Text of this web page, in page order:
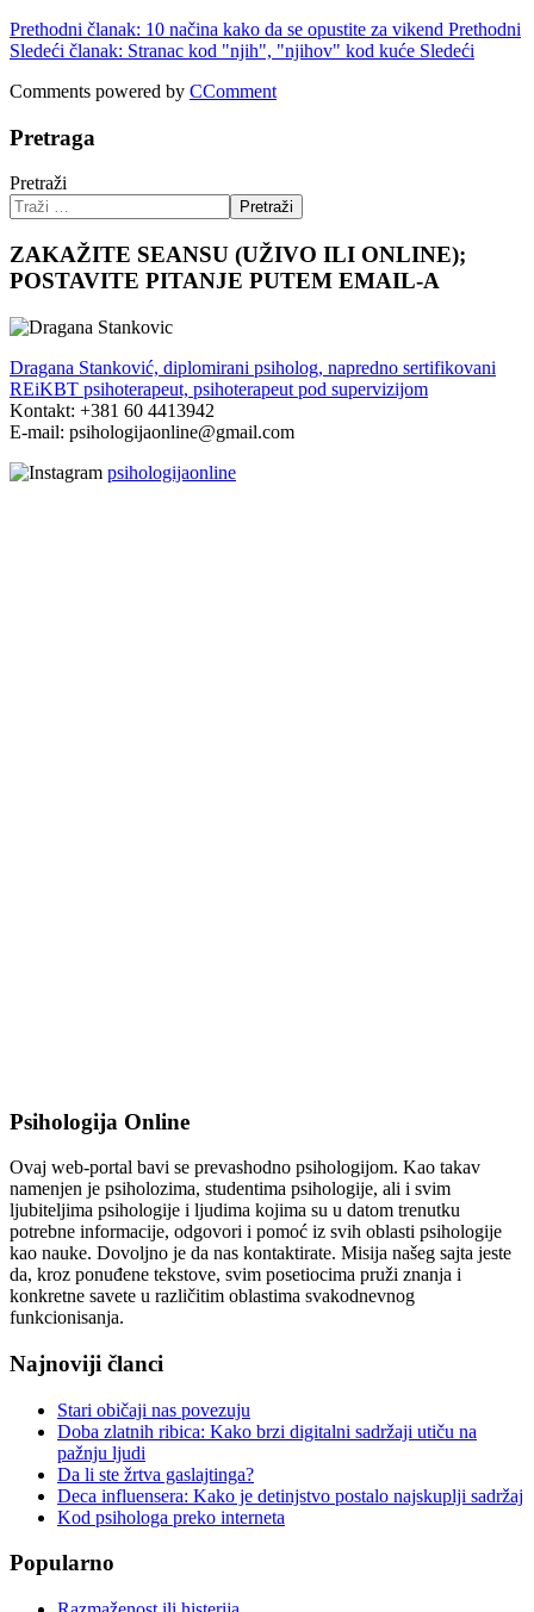
Prethodni članak: 10 načina kako da se opustite za vikend Prethodni
Sledeći članak: Stranac kod "njih", "njihov" kod kuće Sledeći
Comments powered by CComment
Pretraga
Pretraži
Pretraži
ZAKAŽITE SEANSU (UŽIVO ILI ONLINE);
POSTAVITE PITANJE PUTEM EMAIL-A
Dragana Stanković, diplomirani psiholog, napredno sertifikovani
REiKBT psihoterapeut, psihoterapeut pod supervizijom
Kontakt: +381 60 4413942
E-mail: psihologijaonline@gmail.com
psihologijaonline
Psihologija Online
Ovaj web-portal bavi se prevashodno psihologijom. Kao takav
namenjen je psiholozima, studentima psihologije, ali i svim
ljubiteljima psihologije i ljudima kojima su u datom trenutku
potrebne informacije, odgovori i pomoć iz svih oblasti psihologije
kao nauke. Dovoljno je da nas kontaktirate. Misija našeg sajta jeste
da, kroz ponuđene tekstove, svim posetiocima pruži znanja i
konkretne savete u različitim oblastima svakodnevnog
funkcionisanja.
Najnoviji članci
Stari običaji nas povezuju
Doba zlatnih ribica: Kako brzi digitalni sadržaji utiču na
pažnju ljudi
Da li ste žrtva gaslajtinga?
Deca influensera: Kako je detinjstvo postalo najskuplji sadržaj
Kod psihologa preko interneta
Popularno